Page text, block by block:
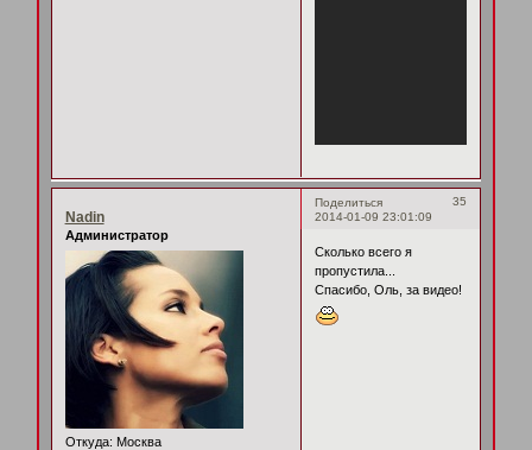
Поделиться
35
2014-01-09 23:01:09
Nadin
Администратор
Откуда: Москва
Сколько всего я
пропустила...
Спасибо, Оль, за видео!